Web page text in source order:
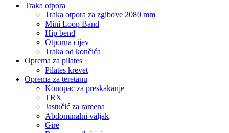
Traka otpora
Traka otpora za zgibove 2080 mm
Mini Loop Band
Hip bend
Otporna cijev
Traka od končića
Oprema za pilates
Pilates krevet
Oprema za teretanu
Konopac za preskakanje
TRX
Jastučić za ramena
Abdominalni valjak
Gire